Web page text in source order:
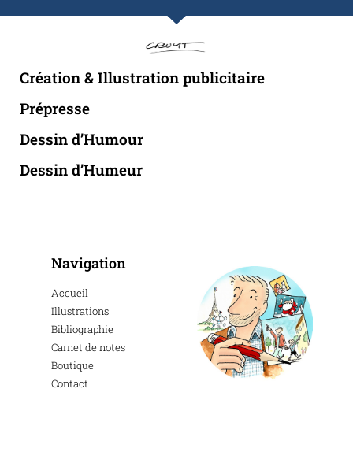
Création & Illustration publicitaire
Prépresse
Dessin d’Humour
Dessin d’Humeur
Navigation
Accueil
Illustrations
Bibliographie
Carnet de notes
Boutique
Contact